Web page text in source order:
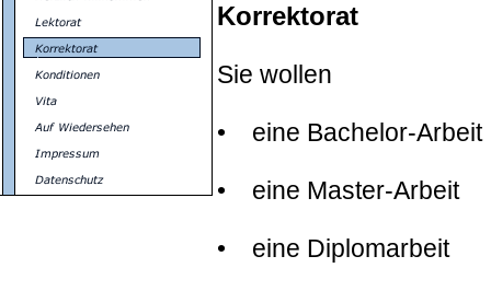
Korrektorat
Sie wollen
• eine Bachelor-Arbeit
• eine Master-Arbeit
• eine Diplomarbeit